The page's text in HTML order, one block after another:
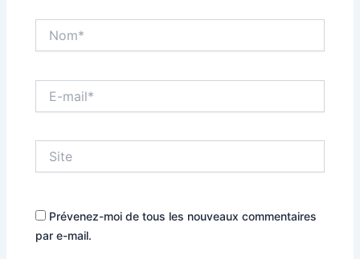
mail*
Prévenez-moi de tous les nouveaux commentaires
par e-mail.